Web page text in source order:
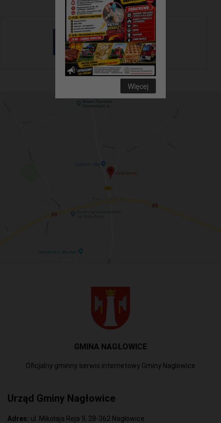
Więcej
GMINA NAGŁOWICE
Oficjalny gminny serwis internetowy Gminy Nagłowice
Urząd Gminy Nagłowice
Adres: ul. Mikołaja Reja 9, 28-362 Nagłowice